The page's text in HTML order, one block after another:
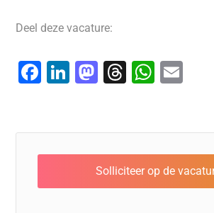
Deel deze vacature:
F
e
b
o
Li
e
dI
n
M
o
d
o
T
a
d
s
W
s
A
p
l